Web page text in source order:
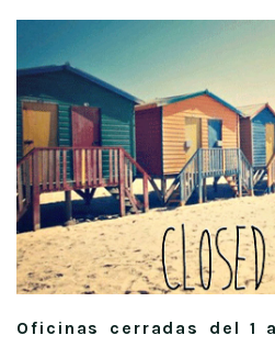
Oficinas cerradas del 1